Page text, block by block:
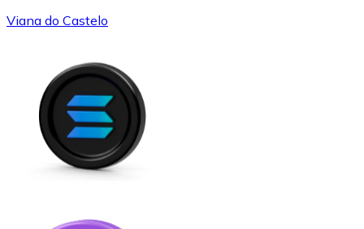
Viana do Castelo